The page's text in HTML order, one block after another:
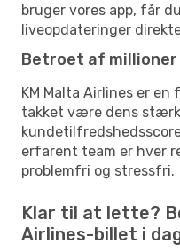
bruger vores app, får
liveopdateringer
Betroet af
KM Malta Airlines er
takket være dens
erfarent team er hver
problemfri og stressfri.
Klar til at lette?
Airlines-billet i